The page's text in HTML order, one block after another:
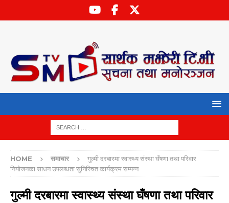
HOME समाचार
गुल्मी दरबारमा स्वास्थ्य संस्था घँषणा तथा परिवार
नियोजनका साधन उपलब्धता सुनिस्चित कार्यक्रम सम्पन्न
गुल्मी दरबारमा स्वास्थ्य संस्था घँषणा तथा परिवार